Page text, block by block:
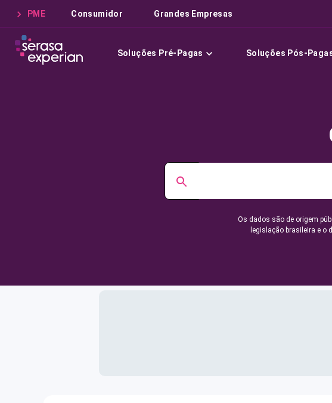
PME Consumidor Grandes Empresas
Soluções Pré-Pagas Soluções Pós-
Os dados são de origem
legislação brasileira e o